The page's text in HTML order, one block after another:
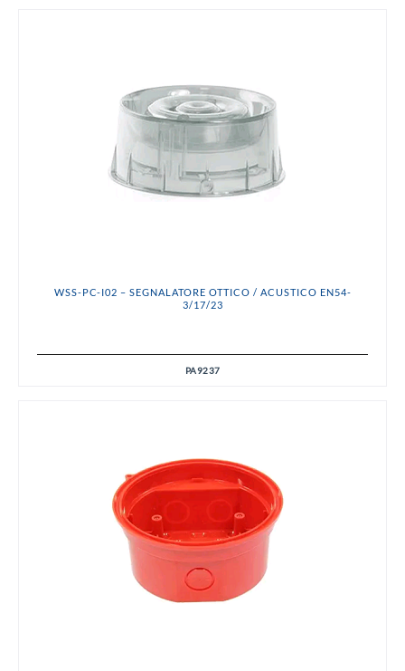
WSS-PC-I02 – SEGNALATORE OTTICO / ACUSTICO EN54-
3/17/23
PA9237